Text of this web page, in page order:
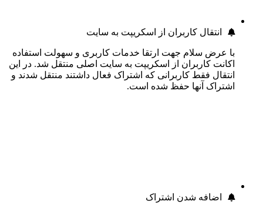
انتقال کاربران از اسکریپت به سایت
با عرض سلام جهت ارتقا خدمات کاربری و سهولت استفاده
اکانت کاربران از اسکریپت به سایت اصلی منتقل شد. در این
انتقال فقط کاربرانی که اشتراک فعال داشتند منتقل شدند و
اشتراک آنها حفظ شده است.
اضافه شدن اشتراک